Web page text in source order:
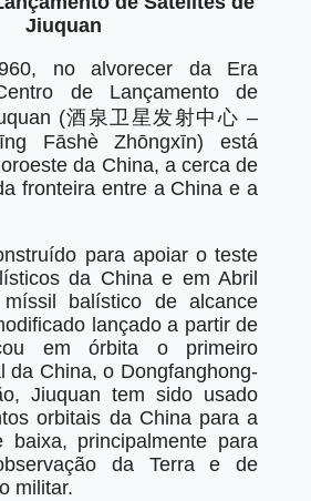
Jiuquan
no alvorecer da Era
de Lançamento de
(酒泉卫星发射中心 –
Fāshè Zhōngxīn) está
da China, a cerca de
fronteira entre a China e a
para apoiar o teste
da China e em Abril
balístico de alcance
lançado a partir de
em órbita o primeiro
da China, o Dongfanghong-
Jiuquan tem sido usado
orbitais da China para a
baixa, principalmente para
da Terra e de
militar.